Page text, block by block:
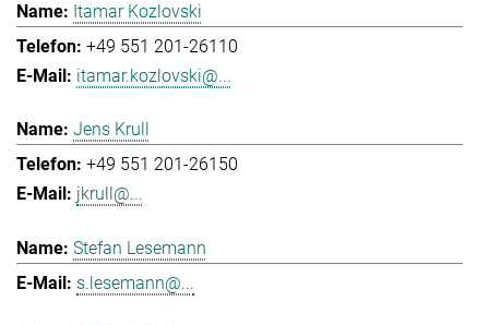
Itamar Kozlovski
+49 551 201-26110
itamar.kozlovski@...
Jens Krull
+49 551 201-26150
jkrull@...
Stefan Lesemann
s.lesemann@...